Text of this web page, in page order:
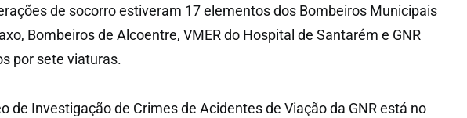
de socorro estiveram 17 elementos dos Bombeiros Municipais
Bombeiros de Alcoentre, VMER do Hospital de Santarém e GNR
por sete viaturas.
de Investigação de Crimes de Acidentes de Viação da GNR está no